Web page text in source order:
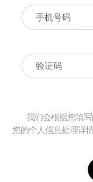
我们会根据您填
您的个人信息处理详